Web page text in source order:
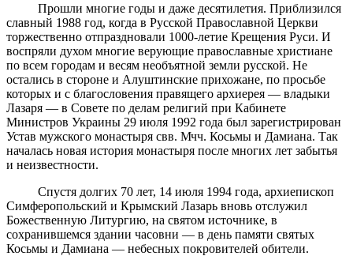
Прошли многие годы и даже десятилетия. Приблизился
славный 1988 год, когда в Русской Православной Церкви
торжественно отпраздновали 1000-летие Крещения Руси. И
воспряли духом многие верующие православные христиане
по всем городам и весям необъятной земли русской. Не
остались в стороне и Алуштинские прихожане, по просьбе
которых и с благословения правящего архиерея — владыки
Лазаря — в Совете по делам религий при Кабинете
Министров Украины 29 июля 1992 года был зарегистрирован
Устав мужского монастыря свв. Мчч. Косьмы и Дамиана. Так
началась новая история монастыря после многих лет забытья
и неизвестности.
Спустя долгих 70 лет, 14 июля 1994 года, архиепископ
Симферопольский и Крымский Лазарь вновь отслужил
Божественную Литургию, на святом источнике, в
сохранившемся здании часовни — в день памяти святых
Косьмы и Дамиана — небесных покровителей обители.